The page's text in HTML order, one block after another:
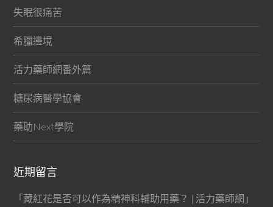
失眠很痛苦
希臘邊境
活力藥師網番外篇
糖尿病醫學協會
藥助Next學院
近期留言
「藏紅花是否可以作為精神科輔助用藥？ | 活力藥師網 」